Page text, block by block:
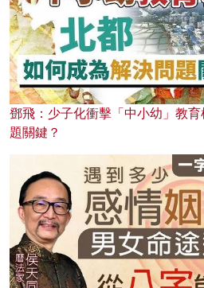
鄧飛：少子化衝擊「中小幼」教
題關鍵？